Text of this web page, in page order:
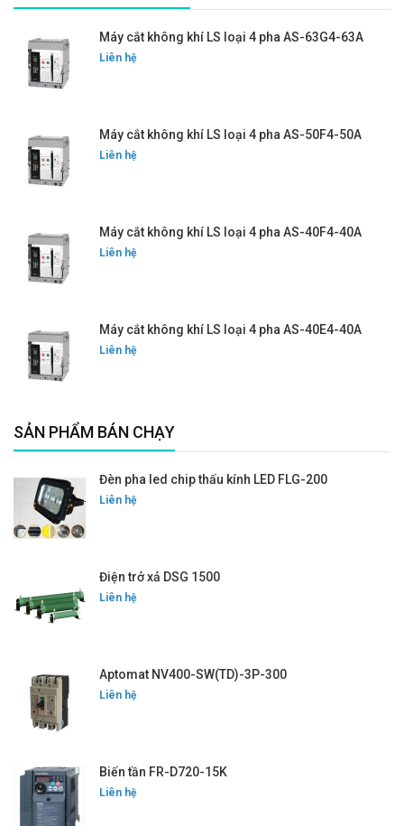
Máy cắt không khí LS loại 4 pha AS-63G4-63A
Liên hệ
Máy cắt không khí LS loại 4 pha AS-50F4-50A
Liên hệ
Máy cắt không khí LS loại 4 pha AS-40F4-40A
Liên hệ
Máy cắt không khí LS loại 4 pha AS-40E4-40A
Liên hệ
SẢN PHẨM BÁN CHẠY
Đèn pha led chip thấu kính LED FLG-200
Liên hệ
Điện trở xả DSG 1500
Liên hệ
Aptomat NV400-SW(TD)-3P-300
Liên hệ
Biến tần FR-D720-15K
Liên hệ